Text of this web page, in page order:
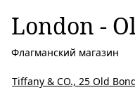
London -
Флагманский магазин
Tiffany & CO., 25 Old